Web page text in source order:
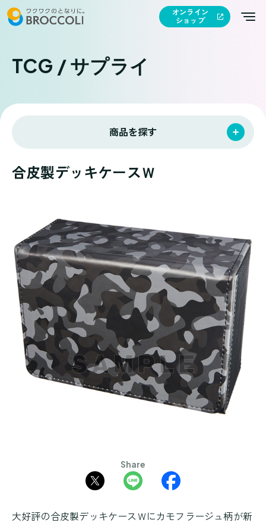
オンライン
ショップ
TCG / サプライ
商品を探す
合皮製デッキケースＷ
Share
大好評の合皮製デッキケースＷにカモフラージュ柄が新